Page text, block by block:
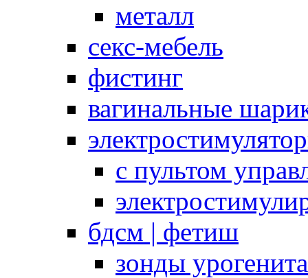
металл
секс-мебель
фистинг
вагинальные
с пультом
бдсм | фетиш
зонды